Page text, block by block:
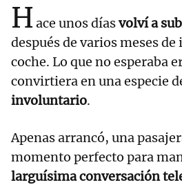
H ace unos díasvolví a
después de varios meses
coche. Lo que no esperaba
convirtiera en una especie
involuntario.
Apenas arrancó, una
momento perfecto para
larguísima conversación